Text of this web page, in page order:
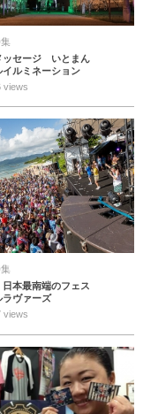
ッセージ いとまん
イルミネーション
views
日本最南端のフェス
ラヴァーズ
views